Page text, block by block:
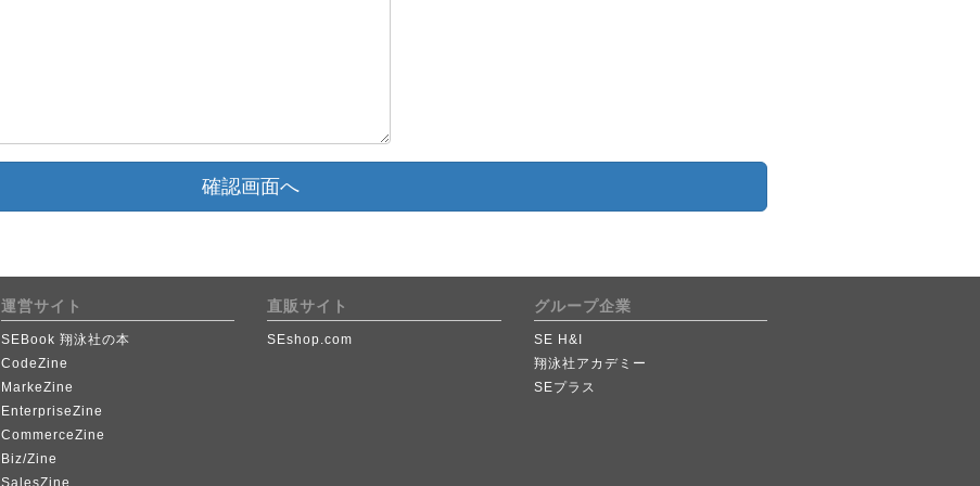
確認画面へ
運営サイト
SEBook 翔泳社の本
CodeZine
MarkeZine
EnterpriseZine
CommerceZine
Biz/Zine
SalesZine
直販サイト
SEshop.com
グループ企業
SE H&I
翔泳社アカデミー
SEプラス